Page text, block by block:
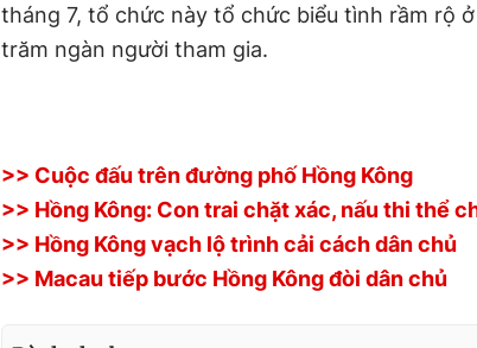
tháng 7, tổ chức này tổ chức biểu tình rầm rộ
trăm ngàn người tham gia.
>> Cuộc đấu trên đường phố Hồng Kông
>> Hồng Kông: Con trai chặt xác, nấu thi thể
>> Hồng Kông vạch lộ trình cải cách dân chủ
>> Macau tiếp bước Hồng Kông đòi dân chủ